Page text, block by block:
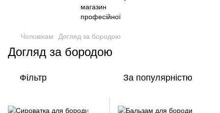
Чоловікам Догляд за бородою
Догляд за бородою
Фільтр За популярністю